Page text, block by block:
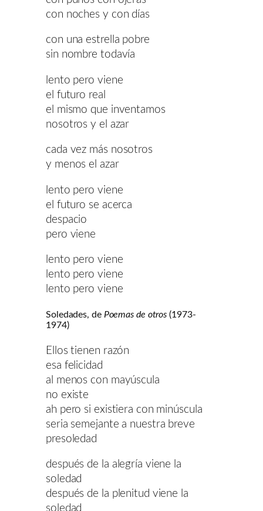
con noches y con días
con una estrella pobre
sin nombre todavía
lento pero viene
el futuro real
el mismo que inventamos
nosotros y el azar
cada vez más nosotros
y menos el azar
lento pero viene
el futuro se acerca
despacio
pero viene
lento pero viene
lento pero viene
lento pero viene
Soledades, de Poemas de otros (1973-
1974)
Ellos tienen razón
esa felicidad
al menos con mayúscula
no existe
ah pero si existiera con minúscula
seria semejante a nuestra breve
presoledad
después de la alegría viene la
soledad
después de la plenitud viene la
soledad